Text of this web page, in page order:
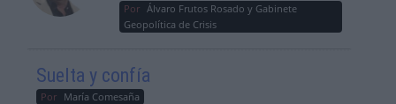
Por Álvaro Frutos Rosado y Gabinete
Geopolítica de Crisis
Suelta y confía
Por María Comesaña